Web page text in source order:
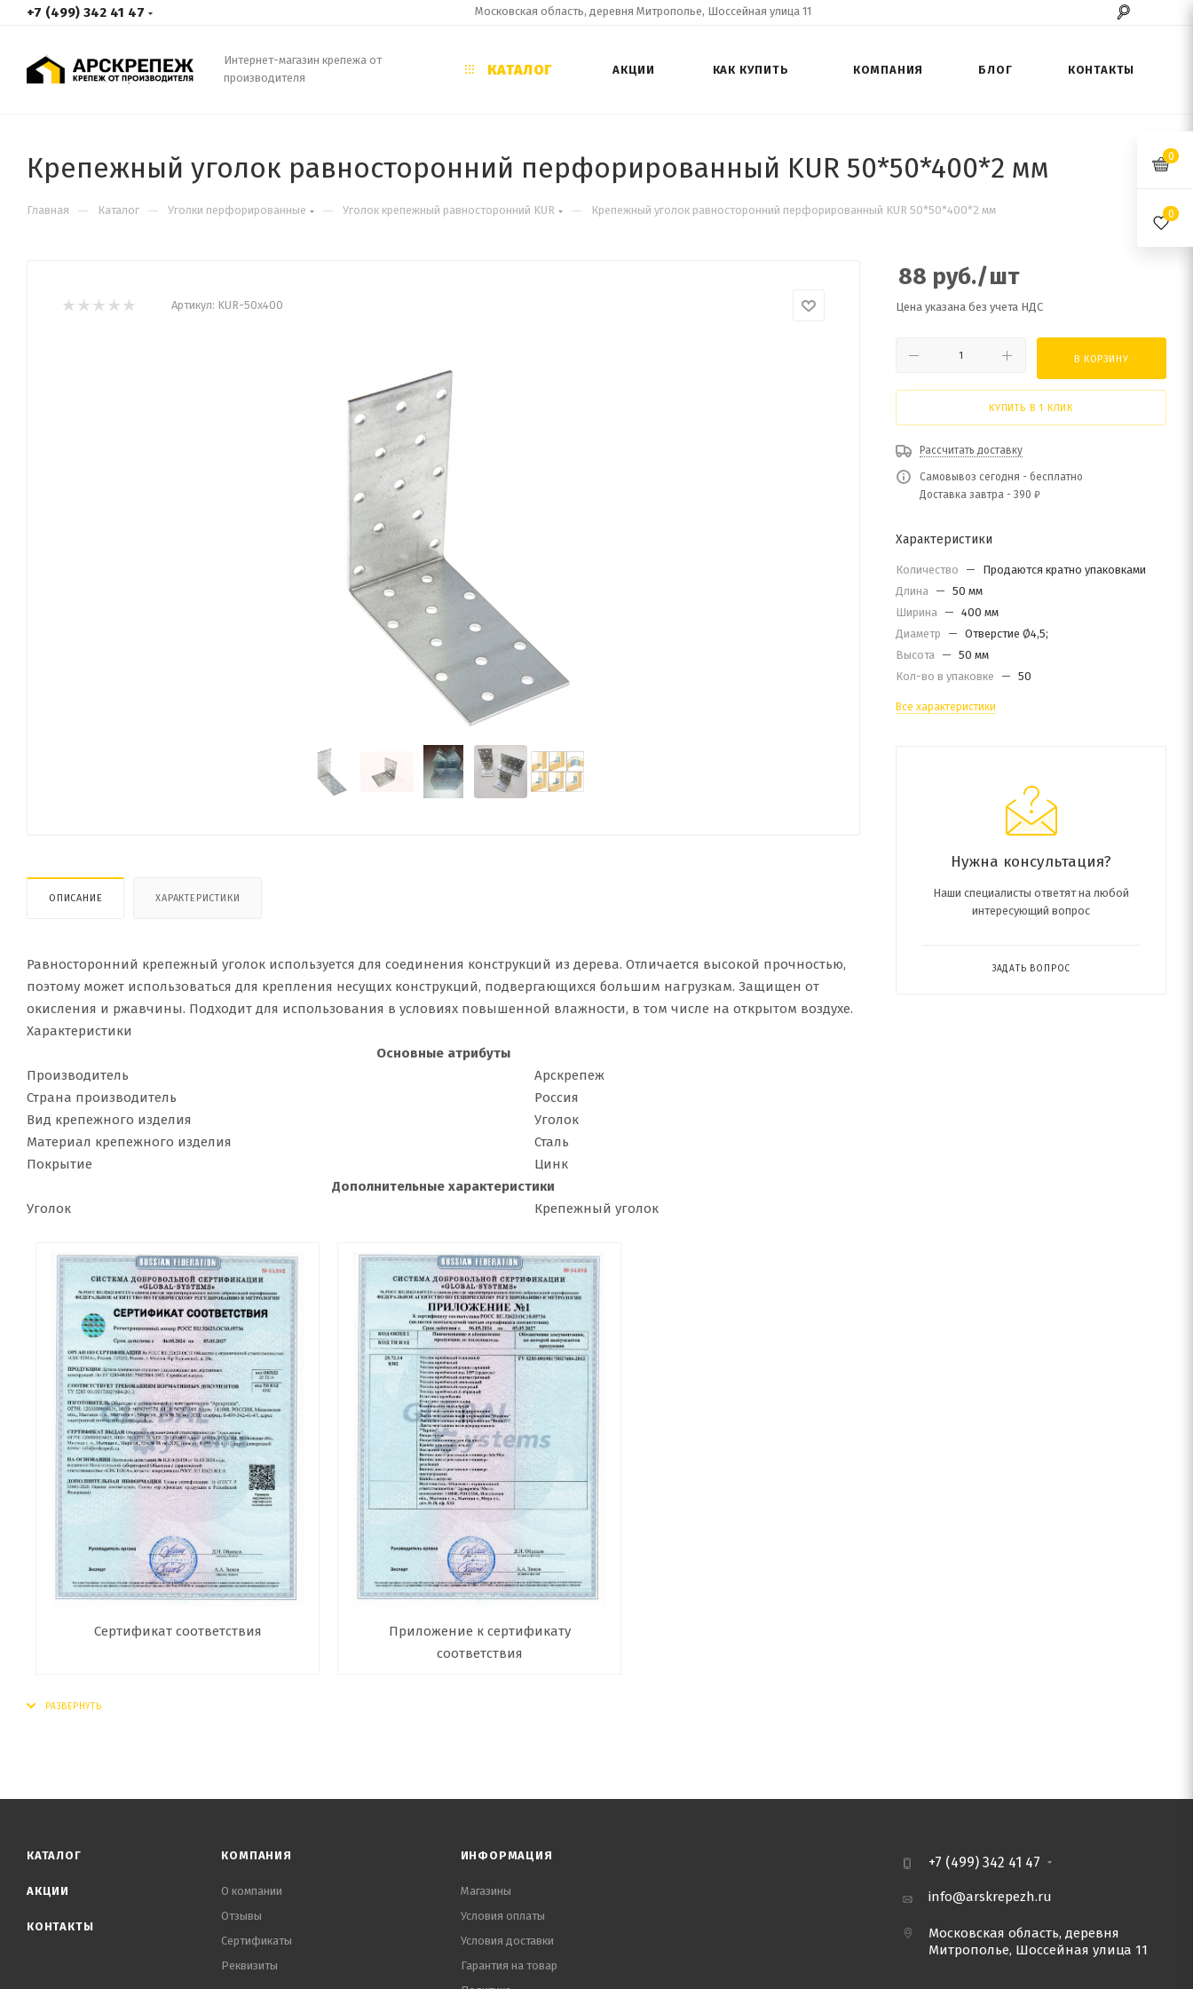
+7 (499) 342 41 47 Московская область, деревня Митрополье, Шоссейная улица 11
Интернет-магазин крепежа от
производителя
КАТАЛОГ АКЦИИ КАК КУПИТЬ КОМПАНИЯ БЛОГ КОНТАКТЫ
Крепежный уголок равносторонний перфорированный KUR 50*50*400*2 мм
Главная — Каталог — Уголки перфорированные — Уголок крепежный равносторонний KUR — Крепежный уголок равносторонний перфорированный KUR 50*50*400*2 мм
Артикул: KUR-50х400
ОПИСАНИЕ ХАРАКТЕРИСТИКИ
Равносторонний крепежный уголок используется для соединения конструкций из дерева. Отличается высокой прочностью,
поэтому может использоваться для крепления несущих конструкций, подвергающихся большим нагрузкам. Защищен от
окисления и ржавчины. Подходит для использования в условиях повышенной влажности, в том числе на открытом воздухе.
Характеристики
Основные атрибуты
Производитель
Арскрепеж
Страна производитель
Россия
Вид крепежного изделия
Уголок
Материал крепежного изделия
Сталь
Покрытие
Цинк
Дополнительные характеристики
Уголок
Крепежный уголок
Сертификат соответствия
Приложение к сертификату
соответствия
88 руб./шт
Цена указана без учета НДС
В КОРЗИНУ
КУПИТЬ В 1 КЛИК
Рассчитать доставку
Самовывоз сегодня - бесплатно
Доставка завтра - 390 ₽
Характеристики
Количество —
Продаются кратно упаковками
Длина — 50 мм
Ширина — 400 мм
Диаметр
— Отверстие Ø4,5;
Высота — 50 мм
Кол-во в упаковке
— 50
Все характеристики
Нужна консультация?
Наши специалисты ответят на любой
интересующий вопрос
ЗАДАТЬ ВОПРОС
КАТАЛОГ
АКЦИИ
КОНТАКТЫ
КОМПАНИЯ
О компании
Отзывы
Сертификаты
Реквизиты
ИНФОРМАЦИЯ
Магазины
Условия оплаты
Условия доставки
Гарантия на товар
+7 (499) 342 41 47
info@arskrepezh.ru
Московская область, деревня
Митрополье, Шоссейная улица 11
0
0